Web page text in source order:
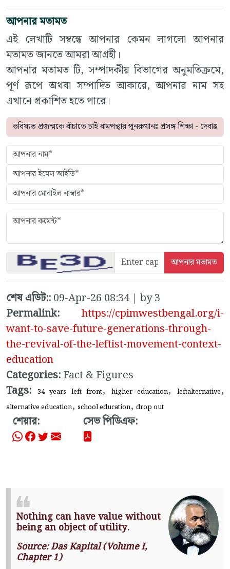
আপনার মতামত
এই লেখাটি সম্বন্ধে আপনার কেমন লাগলো আপনার
মতামত জানতে আমরা আগ্রহী।
আপনার মতামত টি, সম্পাদকীয় বিভাগের অনুমতিক্রমে,
পূর্ণ রূপে অথবা সম্পাদিত আকারে, আপনার নাম সহ
এখানে প্রকাশিত হতে পারে।
শেষ এডিট::09-Apr-26 08:34 | by 3
Permalink:
https://cpimwestbengal.org/i-
want-to-save-future-generations-through-
the-revival-of-the-leftist-movement-context-
education
Categories:Fact & Figures
Tags: 34 years left front, higher education,leftalternative,
alternative education, school education, drop out
শেয়ার: সেভ পিডিএফ:
Nothing can have value without
being an object of utility.
Source: Das Kapital (Volume I,
Chapter 1)